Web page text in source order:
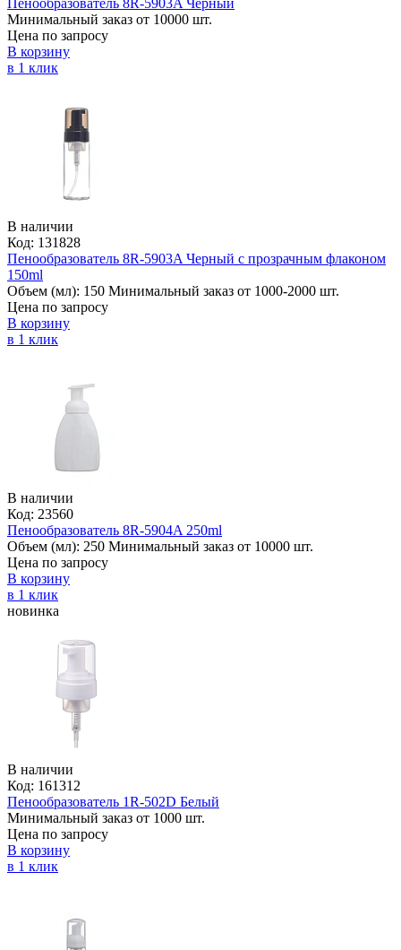
Минимальный заказ от 10000 шт.
Цена по запросу
В корзину
в 1 клик
В наличии
Код: 131828
Пенообразователь 8R-5903A Черный c прозрачным флаконом
150ml
Объем (мл): 150 Минимальный заказ от 1000-2000 шт.
Цена по запросу
В корзину
в 1 клик
В наличии
Код: 23560
Пенообразователь 8R-5904A 250ml
Объем (мл): 250 Минимальный заказ от 10000 шт.
Цена по запросу
В корзину
в 1 клик
новинка
В наличии
Код: 161312
Пенообразователь 1R-502D Белый
Минимальный заказ от 1000 шт.
Цена по запросу
В корзину
в 1 клик